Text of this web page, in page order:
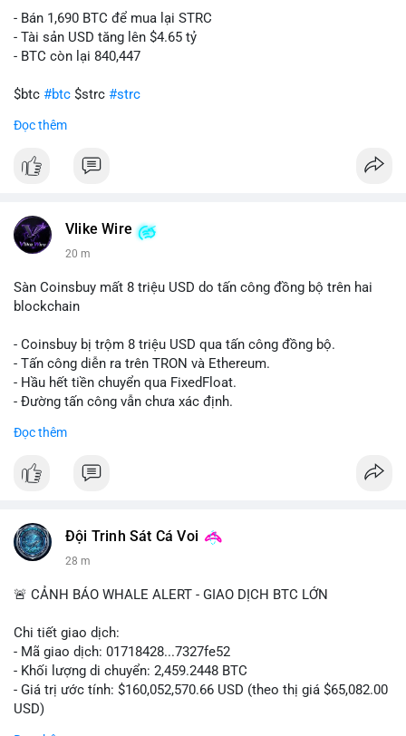
- Bán 1,690 BTC để mua lại STRC
- Tài sản USD tăng lên $4.65 tỷ
- BTC còn lại 840,447
$btc #btc $strc #strc
#vlikevn
📰 Nguồn: Cointelegraph
Đọc thêm
Vlike Wire
21 m
Sàn Coinsbuy mất 8 triệu USD do tấn công đồng bộ trên hai
blockchain
- Coinsbuy bị trộm 8 triệu USD qua tấn công đồng bộ.
- Tấn công diễn ra trên TRON và Ethereum.
- Hầu hết tiền chuyển qua FixedFloat.
- Đường tấn công vẫn chưa xác định.
#binancesquare
$trx $eth
📰 Nguồn: CoinDesk
Đọc thêm
Đội Trinh Sát Cá Voi
28 m
🚨 CẢNH BÁO WHALE ALERT - GIAO DỊCH BTC LỚN
Chi tiết giao dịch:
- Mã giao dịch: 01718428...7327fe52
- Khối lượng di chuyển: 2,459.2448 BTC
- Giá trị ước tính: $160,052,570.66 USD (theo thị giá $65,082.00
USD)